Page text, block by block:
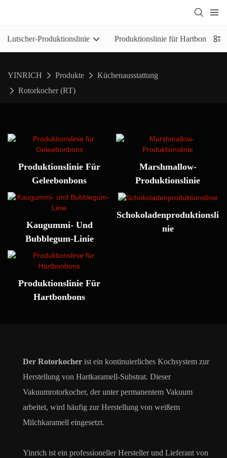
Lutscher-Produktionslinie Produktionslinie für Hartbonbons
YINRICH Produkte
Küchenausstattung
Rotorkocher (RT)
Produktionslinie Für
Geleebonbons
Marshmallow-
Produktionslinie
Kaugummi- Und
Bubblegum-Linie
Schokoladenproduktionsli
Nie
Produktionslinie Für
Hartbonbons
Der Rotorkocher ist ein kontinuierliches Kochsystem zur
Herstellung von Hartkaramell-Substrat. Dieser
Vakuumrotorkocher, der unter permanentem Vakuum
arbeitet, wird häufig zur Herstellung von weißem
Milchkaramell eingesetzt.
Yinrich ist ein professioneller Hersteller und Lieferant von